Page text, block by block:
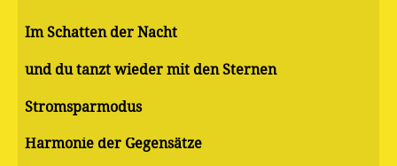
Im Schatten der Nacht
und du tanzt wieder mit den Sternen
Stromsparmodus
Harmonie der Gegensätze